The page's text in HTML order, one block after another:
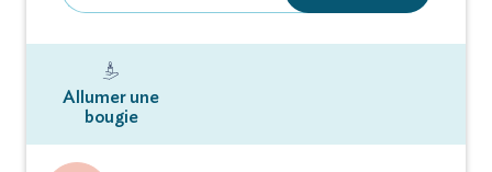
Allumer une
bougie